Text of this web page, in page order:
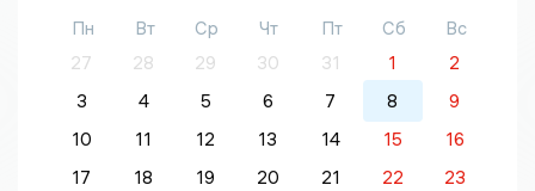
Пн Вт Ср Чт Пт Сб
Вс
27
28 29 30 31 1
2
3
4 5 6 7 8
9
10
11 12 13 14 15
16
17
18 19 20 21 22
23